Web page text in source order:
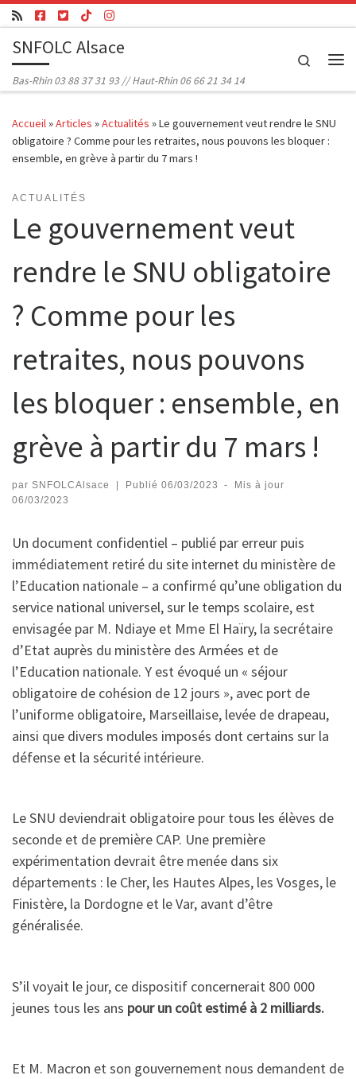
Passer au contenu
SNFOLC Alsace
Bas-Rhin 03 88 37 31 93 // Haut-Rhin 06 66 21 34 14
Search
Accueil»Articles »Actualités »Le gouvernement veut rendre le SNU
obligatoire ? Comme pour les retraites, nous pouvons les bloquer :
ensemble, en grève à partir du 7 mars !
ACTUALITÉS
Le gouvernement veut
rendre le SNU obligatoire
? Comme pour les
retraites, nous pouvons
les bloquer : ensemble, en
grève à partir du 7 mars !
par SNFOLCAlsace Publié 06/03/2023 -
Mis à jour
06/03/2023
Un document confidentiel – publié par erreur puis
immédiatement retiré du site internet du ministère de
l’Education nationale – a confirmé qu’une obligation du
service national universel, sur le temps scolaire, est
envisagée par M. Ndiaye et Mme El Haïry, la secrétaire
d’Etat auprès du ministère des Armées et de
l’Education nationale. Y est évoqué un « séjour
obligatoire de cohésion de 12 jours », avec port de
l’uniforme obligatoire, Marseillaise, levée de drapeau,
ainsi que divers modules imposés dont certains sur la
défense et la sécurité intérieure.
Le SNU deviendrait obligatoire pour tous les élèves de
seconde et de première CAP. Une première
expérimentation devrait être menée dans six
départements : le Cher, les Hautes Alpes, les Vosges, le
Finistère, la Dordogne et le Var, avant d’être
généralisée.
S’il voyait le jour, ce dispositif concernerait 800 000
jeunes tous les ans pour un coût estimé à 2 milliards.
Et M. Macron et son gouvernement nous demandent de